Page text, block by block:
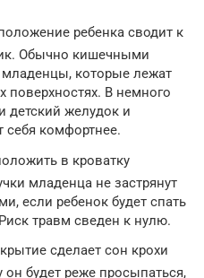
ребенка сводит к
Обычно кишечными
которые лежат
поверхностях. В немного
детский желудок и
себя комфортнее.
в кроватку
младенца не застрянут
если ребенок будет спать
травм сведен к нулю.
сделает сон крохи
будет реже просыпаться,